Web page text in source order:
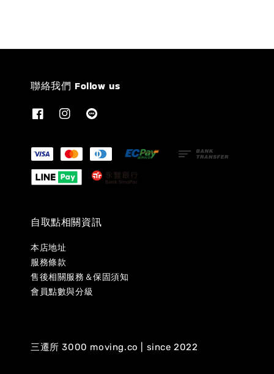
聯絡我們 Follow us
自取點相關資訊
本店地址
服務條款
售後相關服務＆保固須知
會員點數與分級
三遷所 3000 moving.co | since 2022